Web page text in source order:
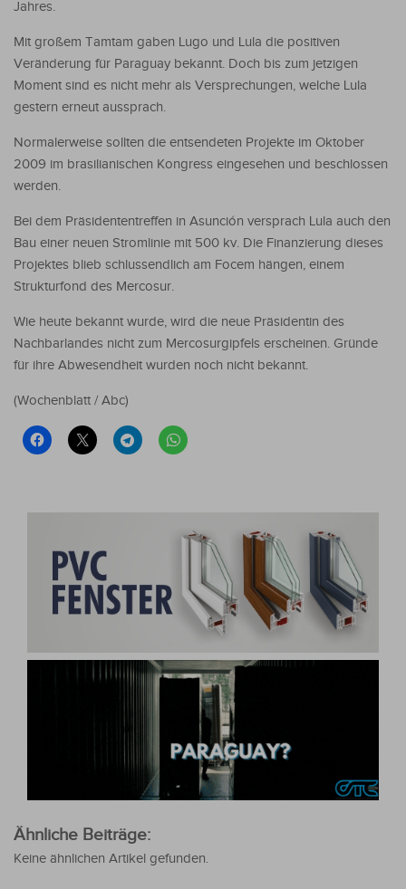
Jahres.
Mit großem Tamtam gaben Lugo und Lula die positiven
Veränderung für Paraguay bekannt. Doch bis zum jetzigen
Moment sind es nicht mehr als Versprechungen, welche Lula
gestern erneut aussprach.
Normalerweise sollten die entsendeten Projekte im Oktober
2009 im brasilianischen Kongress eingesehen und beschlossen
werden.
Bei dem Präsidententreffen in Asunción versprach Lula auch den
Bau einer neuen Stromlinie mit 500 kv. Die Finanzierung dieses
Projektes blieb schlussendlich am Focem hängen, einem
Strukturfond des Mercosur.
Wie heute bekannt wurde, wird die neue Präsidentin des
Nachbarlandes nicht zum Mercosurgipfels erscheinen. Gründe
für ihre Abwesendheit wurden noch nicht bekannt.
(Wochenblatt / Abc)
Ähnliche Beiträge:
Keine ähnlichen Artikel gefunden.